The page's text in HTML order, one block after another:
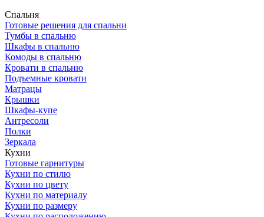
Спальня
Готовые решения для спальни
Тумбы в спальню
Шкафы в спальню
Комоды в спальню
Кровати в спальню
Подъемные кровати
Матрацы
Крышки
Шкафы-купе
Антресоли
Полки
Зеркала
Кухни
Готовые гарнитуры
Кухни по стилю
Кухни по цвету
Кухни по материалу
Кухни по размеру